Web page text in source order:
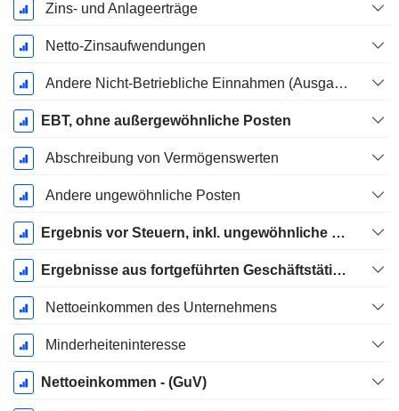
Zins- und Anlageerträge
Netto-Zinsaufwendungen
Andere Nicht-Betriebliche Einnahmen (Ausgaben)
EBT, ohne außergewöhnliche Posten
Abschreibung von Vermögenswerten
Andere ungewöhnliche Posten
Ergebnis vor Steuern, inkl. ungewöhnliche Posten
Ergebnisse aus fortgeführten Geschäftstätigkeiten
Nettoeinkommen des Unternehmens
Minderheiteninteresse
Nettoeinkommen - (GuV)